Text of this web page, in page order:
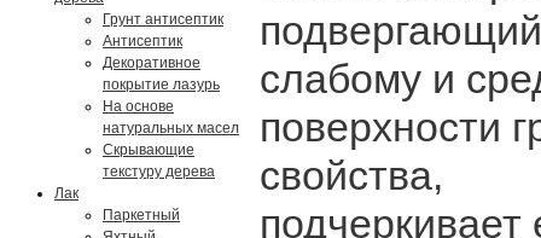
Грунт антисептик
Антисептик
Декоративное
покрытие лазурь
На основе
натуральных масел
Скрывающие
текстуру дерева
Лак
Паркетный
слабому и
поверхности
свойства,
подчеркивает